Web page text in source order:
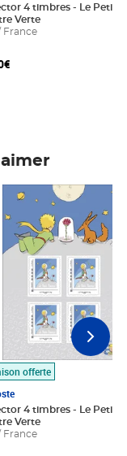
panier
4 timbres - Le Petit
Verte
France
offerte
4 timbres - Le Petit
Verte
France